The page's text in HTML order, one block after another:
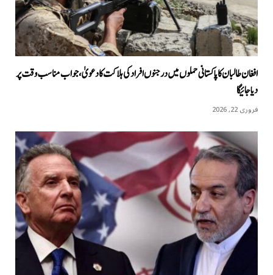
افغان طالبان کا پاکستانی حملوں میں درجنوں افراد کی ہلاکت کا دعویٰ، جواب مناسب وقت پر
دیا جائیگا
فروری 22, 2026